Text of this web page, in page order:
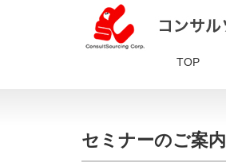
TOP
セミナーのご案内